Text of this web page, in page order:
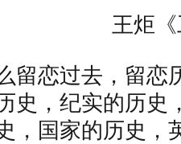
王炬
留恋过去，留恋
史，纪实的历史
，国家的历史，